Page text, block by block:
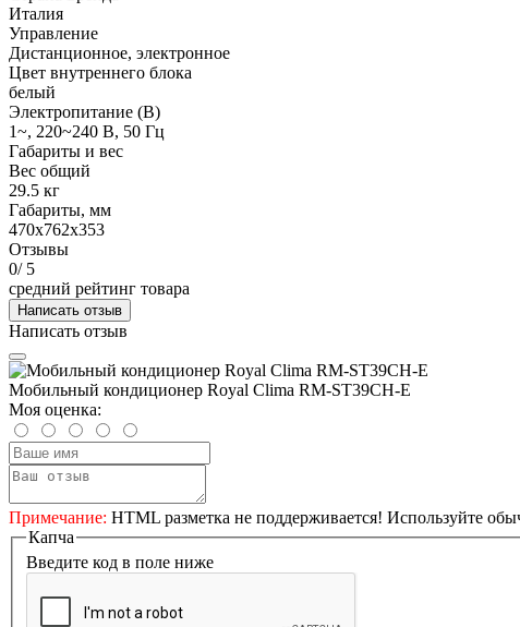
Италия
Управление
Дистанционное, электронное
Цвет внутреннего блока
белый
Электропитание (В)
1~, 220~240 В, 50 Гц
Габариты и вес
Вес общий
29.5 кг
Габариты, мм
470x762x353
Отзывы
0/ 5
средний рейтинг товара
Написать отзыв
Написать отзыв
Мобильный кондиционер Royal Clima RM-ST39CH-E
Моя оценка:
Примечание: HTML разметка не поддерживается! Используйте
Капча
Введите код в поле ниже